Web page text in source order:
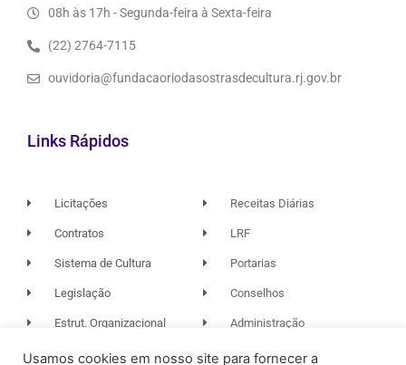
08h às 17h - Segunda-feira à Sexta-feira
(22) 2764-7115
ouvidoria@fundacaoriodasostrasdecultura.rj.gov.br
Links Rápidos
Licitações
Contratos
Sistema de Cultura
Legislação
Estrut. Organizacional
Receitas Diárias
LRF
Portarias
Conselhos
Administração
Usamos cookies em nosso site para fornecer a